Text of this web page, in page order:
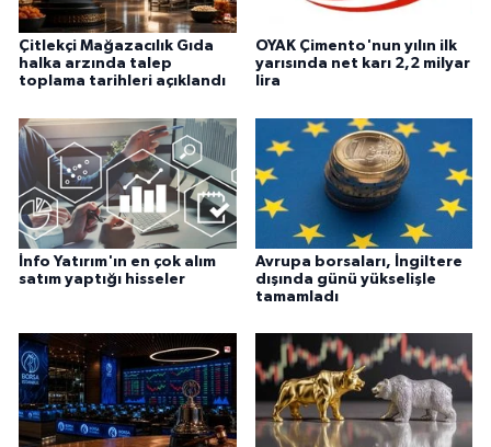
Çitlekçi Mağazacılık Gıda
halka arzında talep
toplama tarihleri açıklandı
OYAK Çimento'nun yılın ilk
yarısında net karı 2,2 milyar
lira
İnfo Yatırım'ın en çok alım
satım yaptığı hisseler
Avrupa borsaları, İngiltere
dışında günü yükselişle
tamamladı